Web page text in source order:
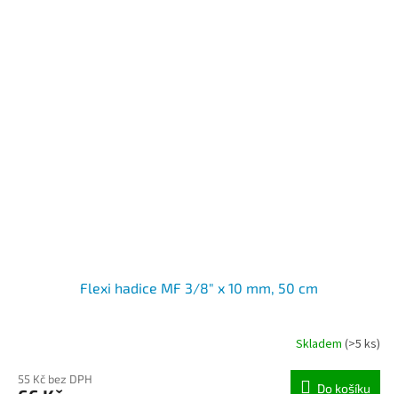
Flexi hadice MF 3/8" x 10 mm, 50 cm
Skladem (>5 ks)
55 Kč bez DPH
Do košíku